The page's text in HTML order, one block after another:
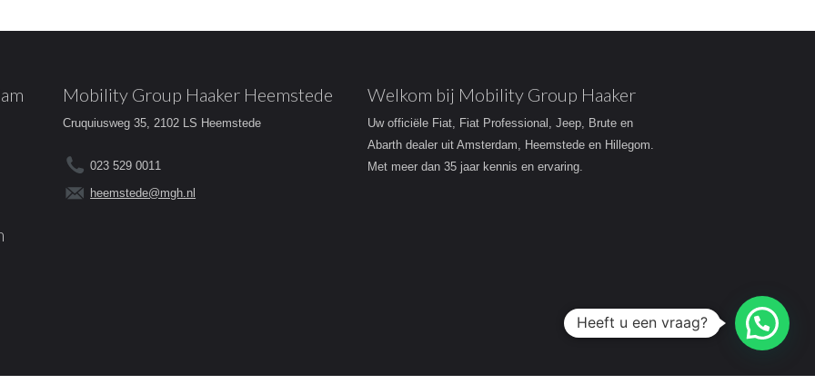
Mobility Group Haaker Heemstede
Cruquiusweg 35, 2102 LS Heemstede
023 529 0011
heemstede@mgh.nl
Welkom bij Mobility Group Haaker
Uw officiële Fiat, Fiat Professional, Jeep, Brute en
Abarth dealer uit Amsterdam, Heemstede en Hillegom.
Met meer dan 35 jaar kennis en ervaring.
Heeft u een vraag?